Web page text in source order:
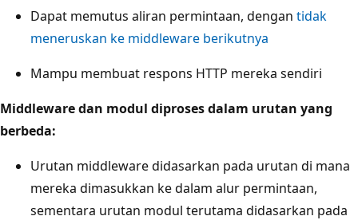
Dapat memutus aliran permintaan, dengan tidak
meneruskan ke middleware berikutnya
Mampu membuat respons HTTP mereka sendiri
Middleware dan modul diproses dalam urutan yang
berbeda:
Urutan middleware didasarkan pada urutan di mana
mereka dimasukkan ke dalam alur permintaan,
sementara urutan modul terutama didasarkan pada